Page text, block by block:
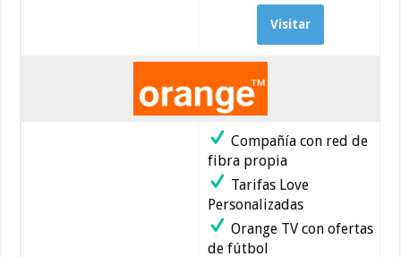
Visitar
Compañía con red de
fibra propia
Tarifas Love
Personalizadas
Orange TV con ofertas
de fútbol